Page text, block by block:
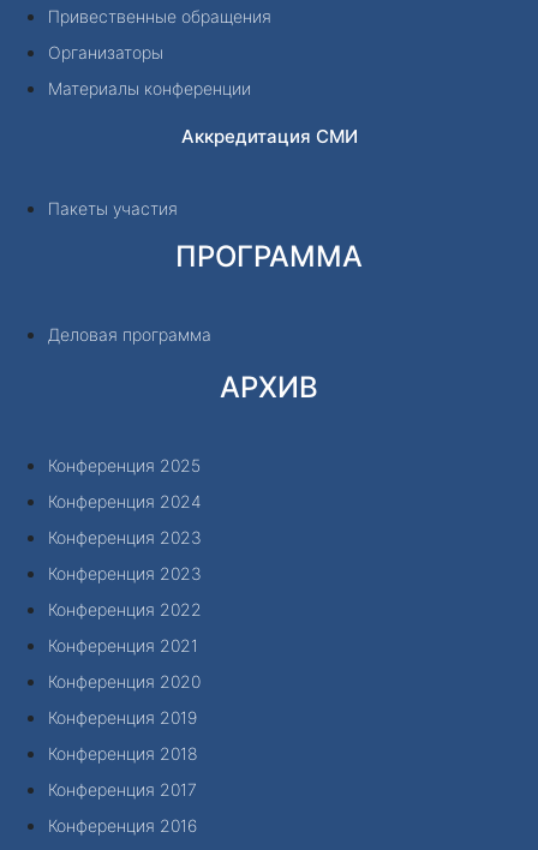
Привественные обращения
Организаторы
Материалы конференции
Аккредитация СМИ
Пакеты участия
ПРОГРАММА
Деловая программа
АРХИВ
Конференция 2025
Конференция 2024
Конференция 2023
Конференция 2023
Конференция 2022
Конференция 2021
Конференция 2020
Конференция 2019
Конференция 2018
Конференция 2017
Конференция 2016